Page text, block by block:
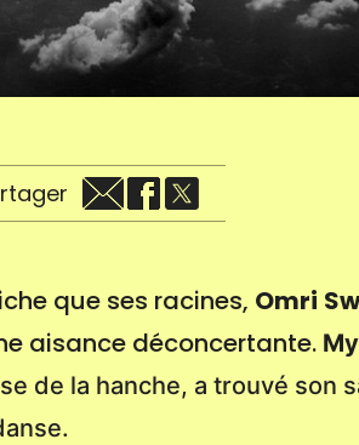
que ses racines, Omri
aisance déconcertante.
de la hanche, a trouvé son